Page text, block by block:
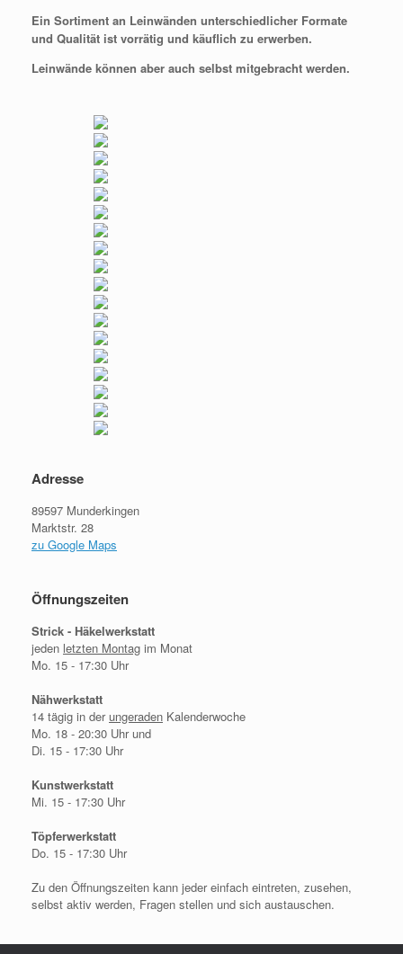
Ein Sortiment an Leinwänden unterschiedlicher Formate
und Qualität ist vorrätig und käuflich zu erwerben.
Leinwände können aber auch selbst mitgebracht werden.
Adresse
89597 Munderkingen
Marktstr. 28
zu Google Maps
Öffnungszeiten
Strick - Häkelwerkstatt
jeden letzten Montag im Monat
Mo. 15 - 17:30 Uhr
Nähwerkstatt
14 tägig in derungeraden Kalenderwoche
Mo. 18 - 20:30 Uhr und
Di. 15 - 17:30 Uhr
Kunstwerkstatt
Mi. 15 - 17:30 Uhr
Töpferwerkstatt
Do. 15 - 17:30 Uhr
Zu den Öffnungszeiten kann jeder einfach eintreten, zusehen,
selbst aktiv werden, Fragen stellen und sich austauschen.